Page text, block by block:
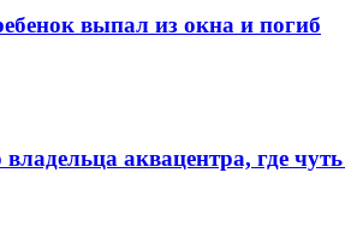
выпал из окна и погиб
аквацентра, где